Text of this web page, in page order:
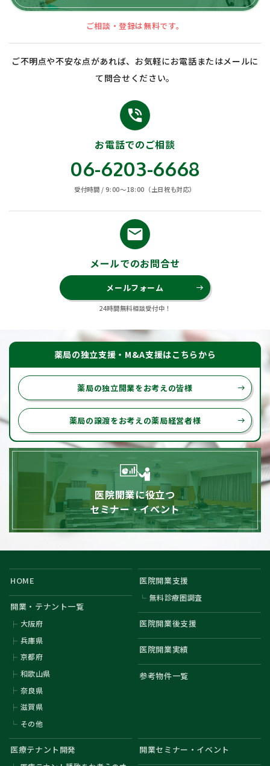
ご相談・登録は無料です。
ご不明点や不安な点があれば、お気軽にお電話またはメールに
て問合せください。
phone_in_talk
お電話でのご相談
06-6203-6668
受付時間 / 9:00〜18:00（土日祝も対応）
email
メールでのお問合せ
メールフォーム east
24時間無料相談受付中！
薬局の独立支援・M&A支援はこちらから
薬局の独立開業をお考えの皆様 east
薬局の譲渡をお考えの薬局経営者様 east
医院開業に役立つ
セミナー・イベント
HOME
開業・テナント一覧
大阪府
兵庫県
京都府
和歌山県
奈良県
滋賀県
その他
医院開業支援
無料診療圏調査
医院開業後支援
医院開業実績
参考物件一覧
医療テナント開発 開業セミナー・イベント